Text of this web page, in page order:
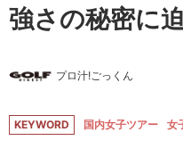
強さの秘密に
プロ汁!ごっくん
KEYWORD 国内女子ツアー 女